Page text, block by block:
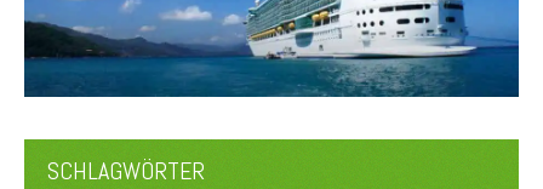
SCHLAGWÖRTER